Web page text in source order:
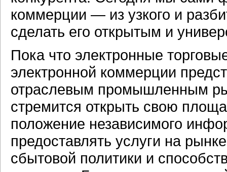
коммерции — из узкого и
сделать его открытым и
Пока что электронные
электронной коммерции
отраслевым промышленным
стремится открыть свою
положение независимого
предоставлять услуги на
сбытовой политики и